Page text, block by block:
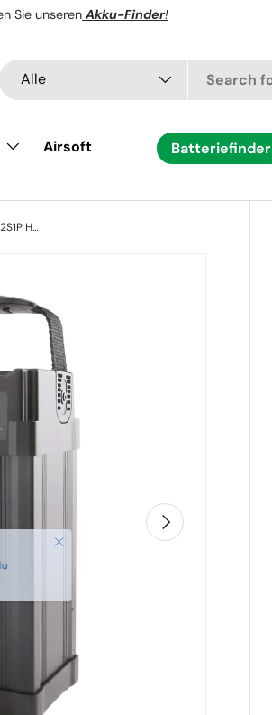
Sie unseren Akku-Finder!
Suchen
Art
Alle
Airsoft
Batteriefinder
Tattu Pro 16000 mAh 45,6 V 25C 12S1P Hochspannungs-Lipo-Akkupack mit AS150U-F-Stecker
Nächste